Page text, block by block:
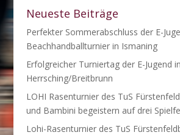
Neueste Beiträge
Perfekter Sommerabschluss der E-
Beachhandballturnier in Ismaning
Erfolgreicher Turniertag der E-Jugend in
Herrsching/Breitbrunn
LOHI Rasenturnier des TuS
und Bambini begeistern auf drei
Lohi-Rasenturnier des TuS